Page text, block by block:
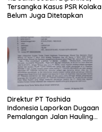
Tersangka Kasus PSR Kolaka
Belum Juga Ditetapkan
Direktur PT Toshida
Indonesia Laporkan Dugaan
Pemalangan Jalan Hauling